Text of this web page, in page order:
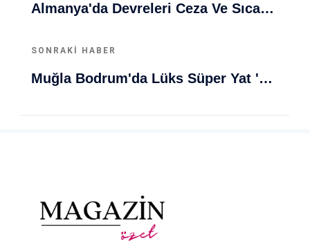
Almanya'da Devreleri Ceza Ve Sıcaklık Rekorlarıyla Dikkat Çekiyor
SONRAKI HABER
Muğla Bodrum'da Lüks Süper Yat 'Golden Odyssey' Demirledi